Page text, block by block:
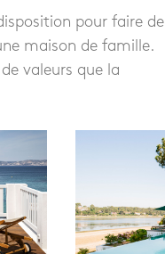
pour faire de
maison de famille.
valeurs que la